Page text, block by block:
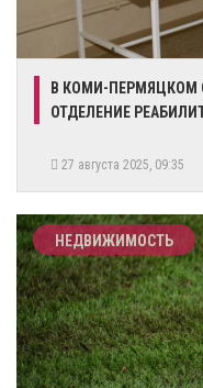
В КОМИ-ПЕРМЯЦКОМ
ОТДЕЛЕНИЕ
27 августа 2025, 09:35
НЕДВИЖИМОСТЬ